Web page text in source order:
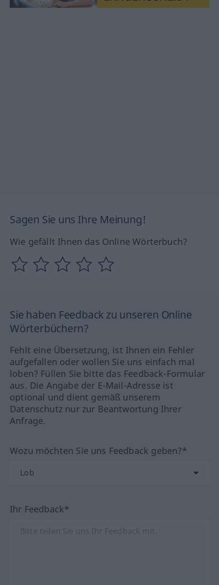
Sagen Sie uns Ihre Meinung!
Wie gefällt Ihnen das Online Wörterbuch?
Sie haben Feedback zu unseren Online
Wörterbüchern?
Fehlt eine Übersetzung, ist Ihnen ein Fehler
aufgefallen oder wollen Sie uns einfach mal
loben? Füllen Sie bitte das Feedback-Formular
aus. Die Angabe der E-Mail-Adresse ist
optional und dient gemäß unserem
Datenschutz nur zur Beantwortung Ihrer
Anfrage.
Wozu möchten Sie uns Feedback geben?*
Ihr Feedback*